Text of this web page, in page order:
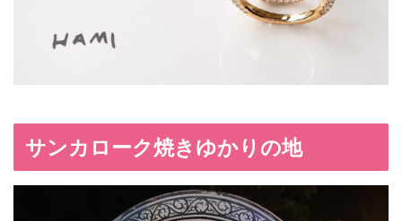
サンカローク焼きゆかりの地